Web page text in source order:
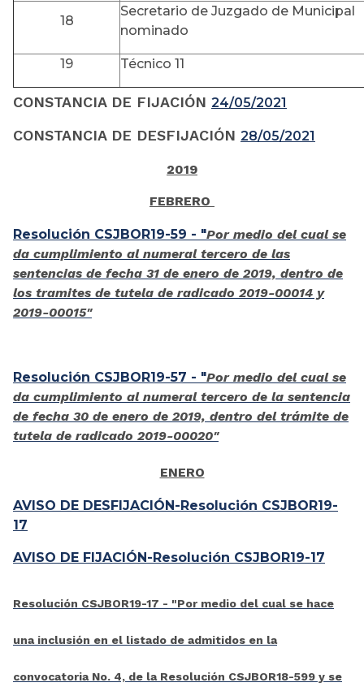
18
Secretario de Juzgado de Municipal
nominado
19 Técnico 11
CONSTANCIA DE FIJACIÓN 24/05/2021
CONSTANCIA DE DESFIJACIÓN 28/05/2021
2019
FEBRERO
Resolución CSJBOR19-59 - "Por medio del cual se
da cumplimiento al numeral tercero de las
sentencias de fecha 31 de enero de 2019, dentro de
los tramites de tutela de radicado 2019-00014 y
2019-00015"
Resolución CSJBOR19-57 - "Por medio del cual se
da cumplimiento al numeral tercero de la sentencia
de fecha 30 de enero de 2019, dentro del trámite de
tutela de radicado 2019-00020"
ENERO
AVISO DE DESFIJACIÓN-Resolución CSJBOR19-
17
AVISO DE FIJACIÓN-Resolución CSJBOR19-17
Resolución CSJBOR19-17 - "Por medio del cual se hace
una inclusión en el listado de admitidos en la
convocatoria No. 4, de la Resolución CSJBOR18-599 y se